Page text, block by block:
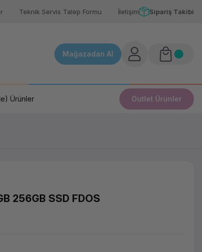
Teknik Servis Talep Formu İletişim Sipariş Takibi
Mağazadan Al
Ürünler Outlet Ürünler
256GB SSD FDOS